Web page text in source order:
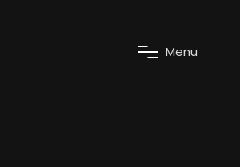
Menu